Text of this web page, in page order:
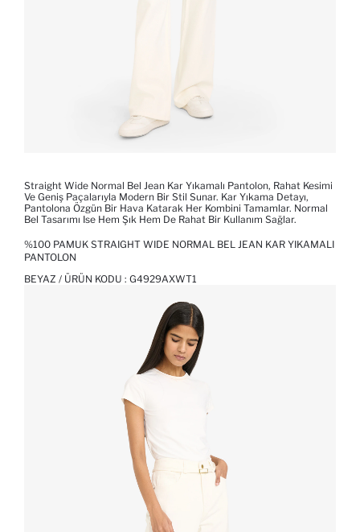
Straight Wide Normal Bel Jean Kar Yıkamalı Pantolon, Rahat Kesimi
Ve Geniş Paçalarıyla Modern Bir Stil Sunar. Kar Yıkama Detayı,
Pantolona Özgün Bir Hava Katarak Her Kombini Tamamlar. Normal
Bel Tasarımı Ise Hem Şık Hem De Rahat Bir Kullanım Sağlar.
%100 PAMUK STRAIGHT WIDE NORMAL BEL JEAN KAR YIKAMALI
PANTOLON
BEYAZ / ÜRÜN KODU : G4929AXWT1